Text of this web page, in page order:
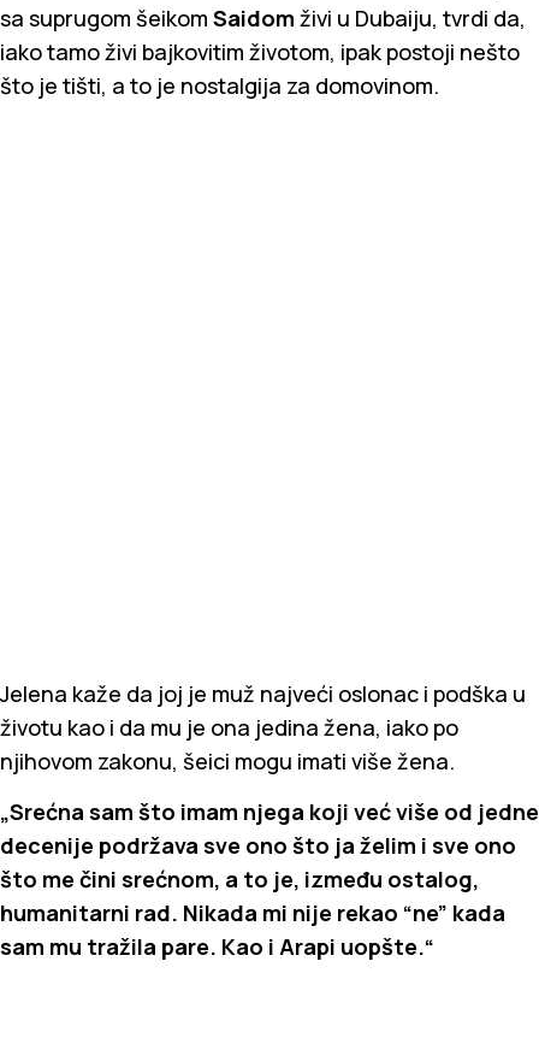
sa suprugom šeikom Saidom živi u Dubaiju, tvrdi da,
iako tamo živi bajkovitim životom, ipak postoji nešto
što je tišti, a to je nostalgija za domovinom.
Jelena kaže da joj je muž najveći oslonac i podška u
životu kao i da mu je ona jedina žena, iako po
njihovom zakonu, šeici mogu imati više žena.
„Srećna sam što imam njega koji već više od jedne
decenije podržava sve ono što ja želim i sve ono
što me čini srećnom, a to je, između ostalog,
humanitarni rad. Nikada mi nije rekao “ne” kada
sam mu tražila pare. Kao i Arapi uopšte.“